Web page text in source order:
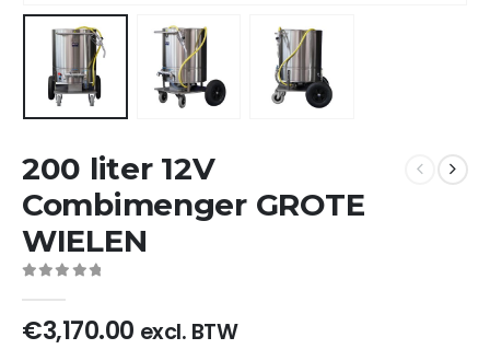
200 liter 12V
Combimenger GROTE
WIELEN
€3,170.00 excl. BTW